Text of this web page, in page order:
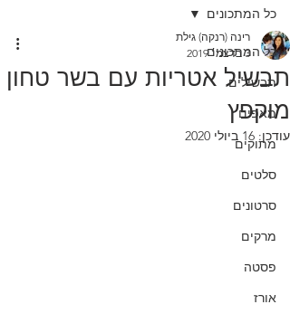
כל המתכונים
תבשילים
מאפים
מתוקים
סלטים
סרטונים
מרקים
פסטה
אורז
כל המתכונים
תבשיל אטריות עם בשר טחון
מוקפץ
רינה (רנקה) גילת
3 בדצמ׳ 2019
עודכן: 16 ביולי 2020